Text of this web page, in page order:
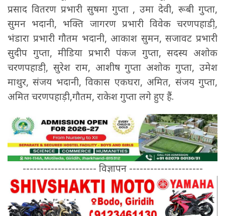
प्रसाद वितरण प्रभारी सुषमा गुप्ता , उमा देवी, रूबी गुप्ता,
सुमन भदानी, भक्ति जागरण प्रभारी विवेक चरणपहाडी़,
भंडारा प्रभारी गौतम भदानी, आकाश सुमन, सजावट प्रभारी
सुदीप गुप्ता, मीडिया प्रभारी पंकज गुप्ता, सदस्य अशोक
चरणपहाडी़, सुरेश राम, आशीष गुप्ता अशोक गुप्ता, उमेश
माथुर, संजय भदानी, विकास एकघरा, अमित, संजय गुप्ता,
अमित चरणपहाड़ी,गौतम, राकेश गुप्ता लगे हुए हैं.
--------------------- विज्ञापन ---------------------